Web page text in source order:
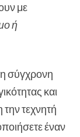
με
ή
η σύγχρονη
και
τεχνητή
έναν